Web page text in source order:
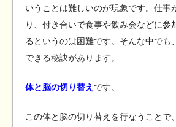
いうことは難しいのが現象です。仕事
り、付き合いで食事や飲み会などに参
るというのは困難です。そんな中でも
できる秘訣があります。
体と脳の切り替え です。
この体と脳の切り替えを行なうことで